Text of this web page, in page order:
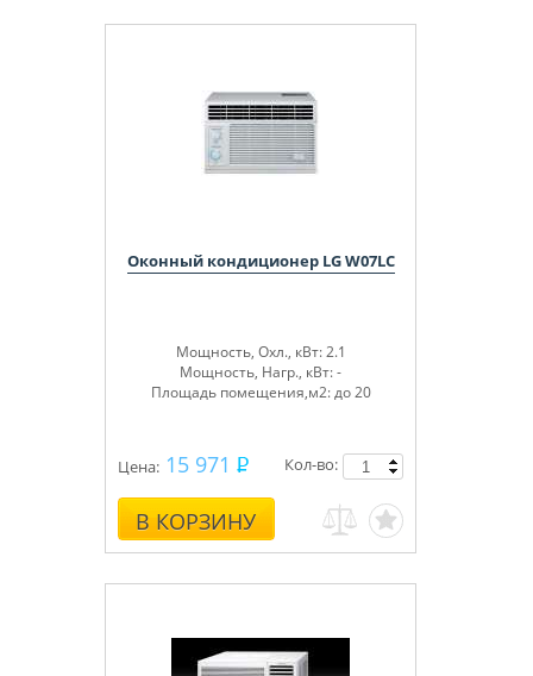
Оконный кондиционер LG W07LC
Мощность, Охл., кВт: 2.1
Мощность, Нагр., кВт: -
Площадь помещения,м2: до 20
Цена: 15 971
В КОРЗИНУ
Кол-во: